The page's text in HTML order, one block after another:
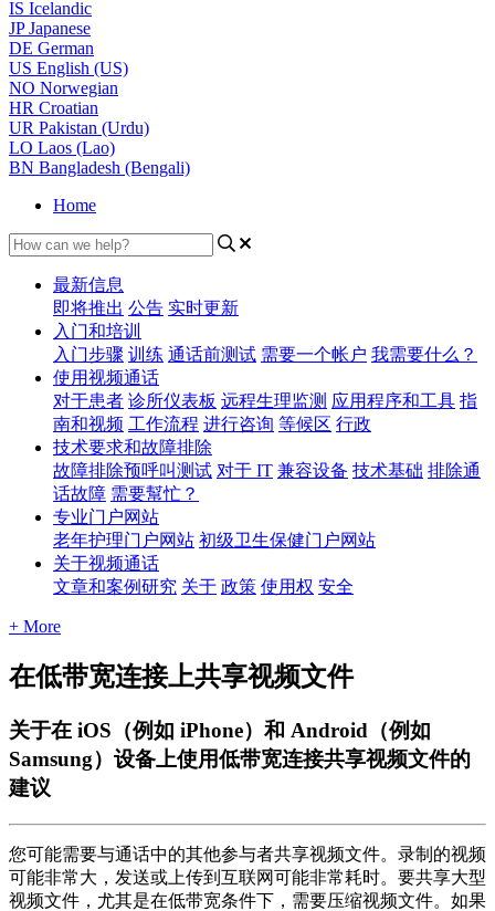
IS Icelandic
JPJapanese
DE German
US English (US)
NO Norwegian
HR Croatian
UR Pakistan (Urdu)
LO Laos (Lao)
BN Bangladesh (Bengali)
Home
最新信息
即将推出 公告 实时更新
入门和培训
入门步骤 训练 通话前测试 需要一个帐户 我需要什么？
使用视频通话
对于患者 诊所仪表板 远程生理监测 应用程序和工具 指
南和视频 工作流程 进行咨询 等候区 行政
技术要求和故障排除
故障排除预呼叫测试 对于 IT 兼容设备 技术基础 排除通
话故障 需要幫忙？
专业门户网站
老年护理门户网站 初级卫生保健门户网站
关于视频通话
文章和案例研究 关于 政策 使用权 安全
+ More
在低带宽连接上共享视频文件
关于在 iOS（例如 iPhone）和 Android（例如
Samsung）设备上使用低带宽连接共享视频文件的
建议
您可能需要与通话中的其他参与者共享视频文件。 录制 的视频
可能非常大 ， 发送或 上传到 互联网可能非常耗时。 要共享大型
视频文件 ， 尤其是在低带宽条件下 ， 需要压缩视频文件。 如果